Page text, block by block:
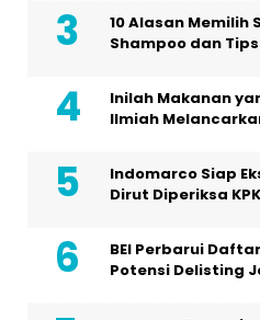
10 Alasan
Shampoo dan
Inilah Makanan
Ilmiah
Indomarco Siap
Dirut Diperiksa KPK
BEI Perbarui
Potensi Delisting